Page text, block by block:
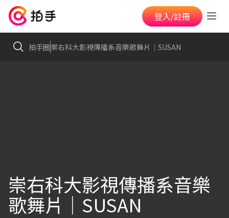
登入/註冊
拍手圈崇右科大影視傳播系音樂歌舞片｜SUSAN
崇右科大影視傳播系音樂
歌舞片｜SUSAN